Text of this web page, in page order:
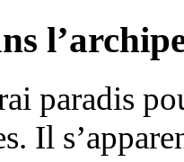
paradis
Il